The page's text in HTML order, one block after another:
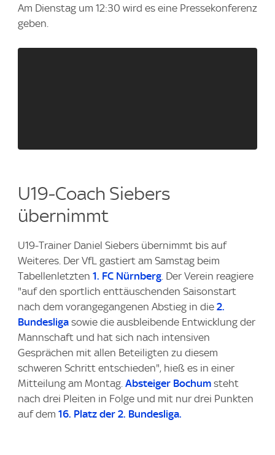
Am Dienstag um 12:30 wird es eine Pressekonferenz
geben.
U19-Coach Siebers
übernimmt
U19-Trainer Daniel Siebers übernimmt bis auf
Weiteres. Der VfL gastiert am Samstag beim
Tabellenletzten 1. FC Nürnberg. Der Verein reagiere
"auf den sportlich enttäuschenden Saisonstart
nach dem vorangegangenen Abstieg in die 2.
Bundesliga sowie die ausbleibende Entwicklung der
Mannschaft und hat sich nach intensiven
Gesprächen mit allen Beteiligten zu diesem
schweren Schritt entschieden", hieß es in einer
Mitteilung am Montag. Absteiger Bochum steht
nach drei Pleiten in Folge und mit nur drei Punkten
auf dem 16. Platz der 2. Bundesliga.